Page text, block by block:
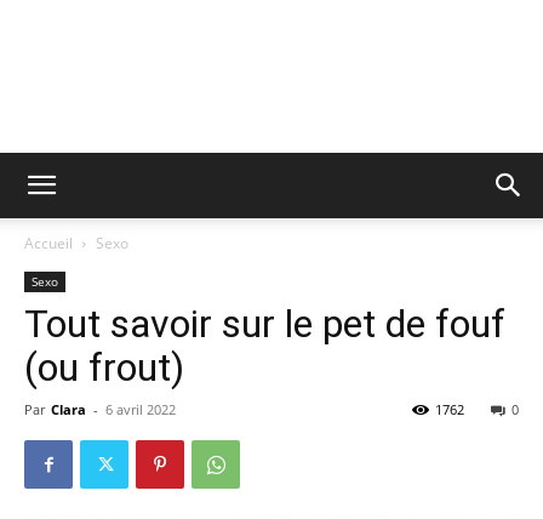
Accueil Sexo
Sexo
Tout savoir sur le pet de fouf
(ou frout)
Par Clara - 6 avril 2022 0
1762